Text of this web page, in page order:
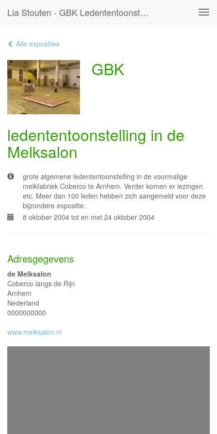
Lia Stouten - GBK Ledententoonstelling In De Melksalon
Alle exposities
GBK
ledententoonstelling in de
Melksalon
grote algemene ledententoonstelling in de voormalige
melkfabriek Coberco te Arnhem. Verder komen er lezingen
etc. Meer dan 100 leden hebben zich aangemeld voor deze
bijzondere expositie.
8 oktober 2004 tot en met 24 oktober 2004
Adresgegevens
de Melksalon
Coberco langs de Rijn
Arnhem
Nederland
0000000000
www.melksalon.nl